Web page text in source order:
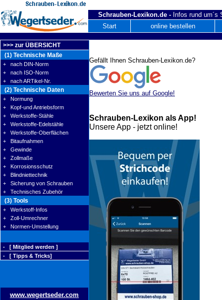
Schrauben-Lexikon.de - Infos rund um´s
Start
online bestellen
>>> zur ÜBERSICHT
(1) Technische Maße
+ nach DIN-Norm
+ nach ISO-Norm
+ nach ARTikel-Nr.
(2) Technische Daten
+ Normung
+ Kopf-und Antriebsform
+ Werkstoffe-Stähle
+ Werkstoffe-Edelstähle
+ Werkstoffe-Oberflächen
+ Bitaufnahmen
+ Gewinde
+ Zollmaße
+ Korrosionsschutz
+ Blindniettechnik
+ Sicherung von Schrauben
+ Technisches Zubehör
(3) Tools
+ Werkstoff-Infos
+ Zoll-Umrechner
+ Normen-Umstellung
- [ Mitglied werden ]
- [ Tipps & Tricks]
www.wegertseder.com
Gefällt Ihnen Schrauben-Lexikon.de?
Bewerten Sie uns auf Google!
Schrauben-Lexikon als App!
Unsere App - jetzt online!